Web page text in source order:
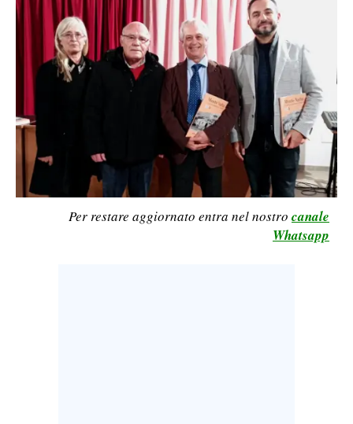
POLITICA
ECONOMIA
SERVIZI ALLE IMPRESE
BANDI
SPORT IN SARDEGNA
Per restare aggiornato entra nel nostro canale
Whatsapp